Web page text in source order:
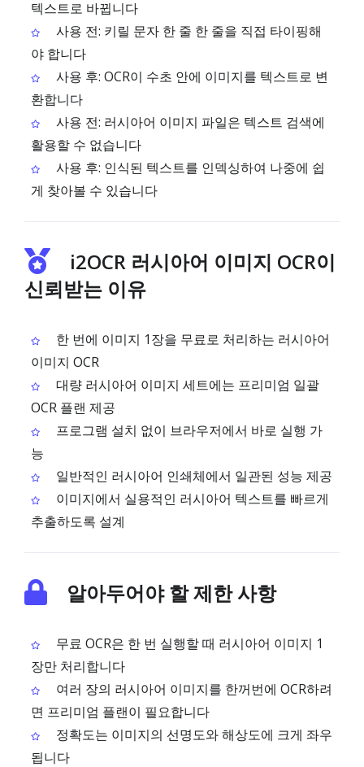
텍스트로 바뀝니다
사용 전: 키릴 문자 한 줄 한 줄을 직접 타이핑해
야 합니다
사용 후: OCR이 수초 안에 이미지를 텍스트로 변
환합니다
사용 전: 러시아어 이미지 파일은 텍스트 검색에
활용할 수 없습니다
사용 후: 인식된 텍스트를 인덱싱하여 나중에 쉽
게 찾아볼 수 있습니다
i2OCR 러시아어 이미지 OCR이
신뢰받는 이유
한 번에 이미지 1장을 무료로 처리하는 러시아어
이미지 OCR
대량 러시아어 이미지 세트에는 프리미엄 일괄
OCR 플랜 제공
프로그램 설치 없이 브라우저에서 바로 실행 가
능
일반적인 러시아어 인쇄체에서 일관된 성능 제공
이미지에서 실용적인 러시아어 텍스트를 빠르게
추출하도록 설계
알아두어야 할 제한 사항
무료 OCR은 한 번 실행할 때 러시아어 이미지 1
장만 처리합니다
여러 장의 러시아어 이미지를 한꺼번에 OCR하려
면 프리미엄 플랜이 필요합니다
정확도는 이미지의 선명도와 해상도에 크게 좌우
됩니다